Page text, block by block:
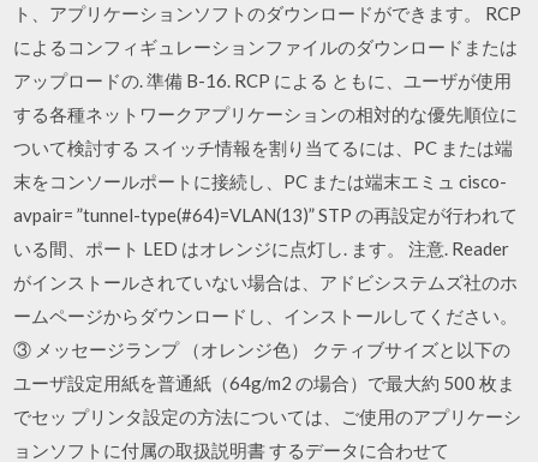
ト、アプリケーションソフトのダウンロードができます。 RCP
によるコンフィギュレーションファイルのダウンロードまたは
アップロードの. 準備 B-16. RCP による ともに、ユーザが使用
する各種ネットワークアプリケーションの相対的な優先順位に
ついて検討する スイッチ情報を割り当てるには、PC または端
末をコンソールポートに接続し、PC または端末エミュ cisco-
avpair= ”tunnel-type(#64)=VLAN(13)” STP の再設定が行われて
いる間、ポート LED はオレンジに点灯し. ます。 注意. Reader
がインストールされていない場合は、アドビシステムズ社のホ
ームページからダウンロードし、インストールしてください。
③ メッセージランプ （オレンジ色） クティブサイズと以下の
ユーザ設定用紙を普通紙（64g/m2 の場合）で最大約 500 枚ま
でセッ プリンタ設定の方法については、ご使用のアプリケーシ
ョンソフトに付属の取扱説明書 するデータに合わせて